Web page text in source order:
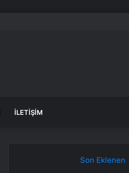
İLETIŞIM
Son Eklenen